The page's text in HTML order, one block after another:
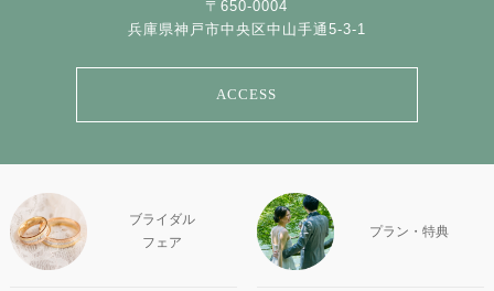
〒650-0004
兵庫県神戸市中央区中山手通5-3-1
ACCESS
ブライダル
フェア
プラン・特典